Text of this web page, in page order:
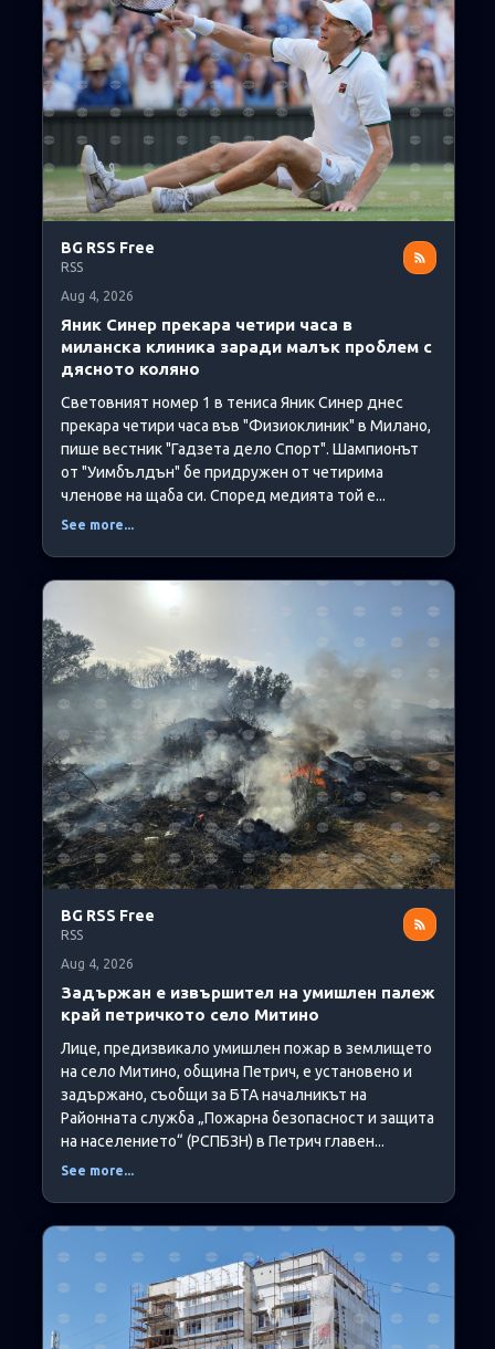
BG RSS Free
RSS
Aug 4, 2026
Яник Синер прекара четири часа в
миланска клиника заради малък проблем с
дясното коляно
Световният номер 1 в тениса Яник Синер днес
прекара четири часа във "Физиоклиник" в Милано,
пише вестник "Гадзета дело Спорт". Шампионът
от "Уимбълдън" бе придружен от четирима
членове на щаба си. Според медията той е...
See more...
BG RSS Free
RSS
Aug 4, 2026
Задържан е извършител на умишлен палеж
край петричкото село Митино
Лице, предизвикало умишлен пожар в землището
на село Митино, община Петрич, е установено и
задържано, съобщи за БТА началникът на
Районната служба „Пожарна безопасност и защита
на населението“ (РСПБЗН) в Петрич главен...
See more...